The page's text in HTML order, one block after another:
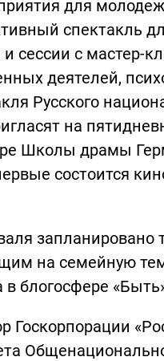
для
спектакль
сессии с мастер-
деятелей,
Русского
на
Школы драмы
состоится
запланировано
на семейную
в блогосфере
Госкорпорации